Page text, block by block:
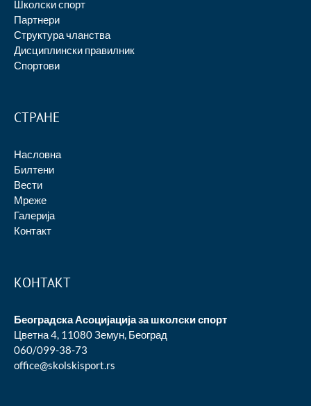
Школски спорт
Партнери
Структура чланства
Дисциплински правилник
Спортови
СТРАНЕ
Насловна
Билтени
Вести
Мреже
Галерија
Контакт
КОНТАКТ
Београдска Асоцијација за школски спорт
Цветна 4, 11080 Земун, Београд
060/099-38-73
office@skolskisport.rs